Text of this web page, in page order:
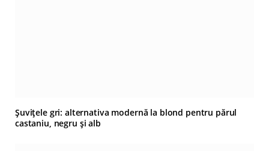
Șuvițele gri: alternativa modernă la blond pentru părul
castaniu, negru și alb